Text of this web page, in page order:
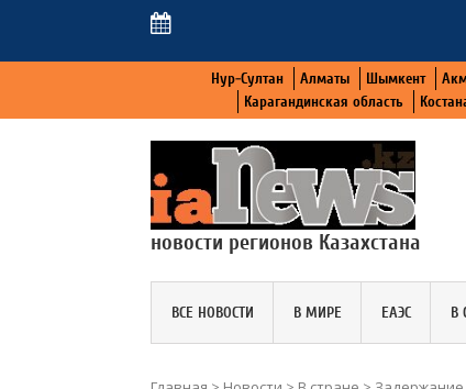
Нур-Султан Алматы Шымкент
Карагандинская область
новости регионов Казахстана
ВСЕ НОВОСТИ В МИРЕ ЕАЭС В